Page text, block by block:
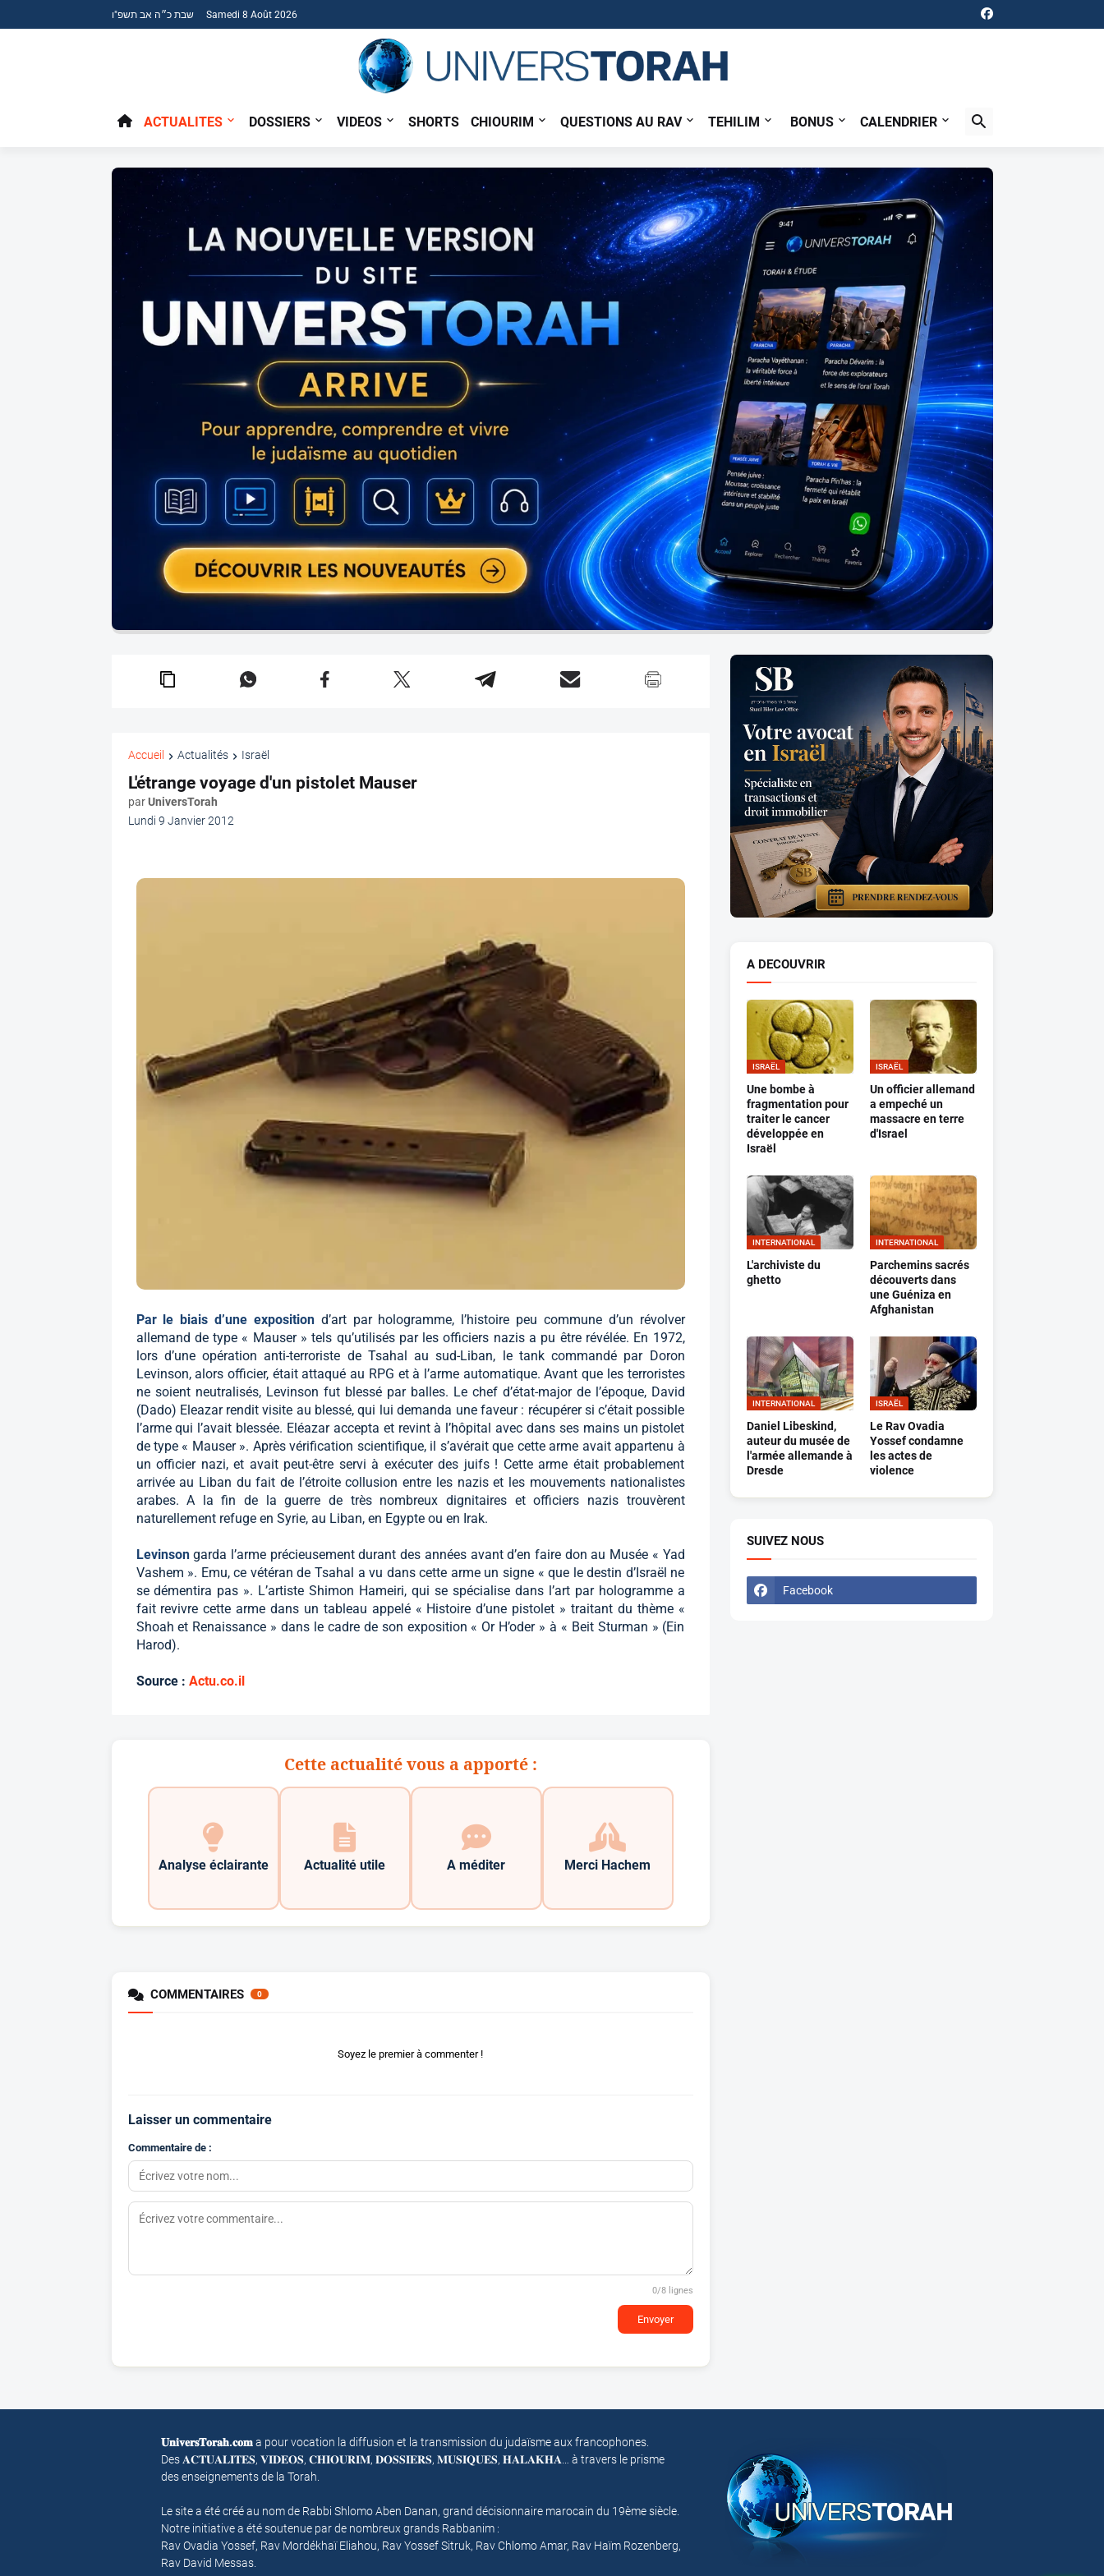
שבת כ״ה אב תשפ"ו Samedi 8 Août 2026
ACTUALITES DOSSIERS VIDEOS SHORTS CHIOURIM QUESTIONS AU RAV TEHILIM BONUS CALENDRIER
Accueil Actualités Israël
L'étrange voyage d'un pistolet Mauser
parUniversTorah
Lundi 9 Janvier 2012
Par le biais d’une exposition d’art par hologramme, l’histoire peu commune d’un révolver
allemand de type « Mauser » tels qu’utilisés par les officiers nazis a pu être révélée. En 1972,
lors d’une opération anti-terroriste de Tsahal au sud-Liban, le tank commandé par Doron
Levinson, alors officier, était attaqué au RPG et à l’arme automatique. Avant que les terroristes
ne soient neutralisés, Levinson fut blessé par balles. Le chef d’état-major de l’époque, David
(Dado) Eleazar rendit visite au blessé, qui lui demanda une faveur : récupérer si c’était possible
l’arme qui l’avait blessée. Eléazar accepta et revint à l’hôpital avec dans ses mains un pistolet
de type « Mauser ». Après vérification scientifique, il s’avérait que cette arme avait appartenu à
un officier nazi, et avait peut-être servi à exécuter des juifs ! Cette arme était probablement
arrivée au Liban du fait de l’étroite collusion entre les nazis et les mouvements nationalistes
arabes. A la fin de la guerre de très nombreux dignitaires et officiers nazis trouvèrent
naturellement refuge en Syrie, au Liban, en Egypte ou en Irak.
Levinsongarda l’arme précieusement durant des années avant d’en faire don au Musée « Yad
Vashem ». Emu, ce vétéran de Tsahal a vu dans cette arme un signe « que le destin d’Israël ne
se démentira pas ». L’artiste Shimon Hameiri, qui se spécialise dans l’art par hologramme a
fait revivre cette arme dans un tableau appelé « Histoire d’une pistolet » traitant du thème «
Shoah et Renaissance » dans le cadre de son exposition « Or H’oder » à « Beit Sturman » (Ein
Harod).
Source : Actu.co.il
Cette actualité vous a apporté :
Analyse éclairante Actualité utile A méditer Merci Hachem
COMMENTAIRES 0
Soyez le premier à commenter !
Laisser un commentaire
Commentaire de :
0/8 lignes
Envoyer
A DECOUVRIR
ISRAËL
Une bombe à
fragmentation pour
traiter le cancer
développée en
Israël
ISRAËL
Un officier allemand
a empeché un
massacre en terre
d'Israel
INTERNATIONAL
L'archiviste du
ghetto
INTERNATIONAL
Parchemins sacrés
découverts dans
une Guéniza en
Afghanistan
INTERNATIONAL
Daniel Libeskind,
auteur du musée de
l'armée allemande à
Dresde
ISRAËL
Le Rav Ovadia
Yossef condamne
les actes de
violence
SUIVEZ NOUS
Facebook
𝐔𝐧𝐢𝐯𝐞𝐫𝐬𝐓𝐨𝐫𝐚𝐡.𝐜𝐨𝐦a pour vocation la diffusion et la transmission du judaïsme aux francophones.
Des 𝐀𝐂𝐓𝐔𝐀𝐋𝐈𝐓𝐄𝐒, 𝐕𝐈𝐃𝐄𝐎𝐒, 𝐂𝐇𝐈𝐎𝐔𝐑𝐈𝐌, 𝐃𝐎𝐒𝐒𝐈𝐄𝐑𝐒, 𝐌𝐔𝐒𝐈𝐐𝐔𝐄𝐒, 𝐇𝐀𝐋𝐀𝐊𝐇𝐀… à travers le prisme
des enseignements de la Torah.
Le site a été créé au nom de Rabbi Shlomo Aben Danan, grand décisionnaire marocain du 19ème siècle.
Notre initiative a été soutenue par de nombreux grands Rabbanim :
Rav Ovadia Yossef, Rav Mordékhaï Eliahou, Rav Yossef Sitruk, Rav Chlomo Amar, Rav Haïm Rozenberg,
Rav David Messas.